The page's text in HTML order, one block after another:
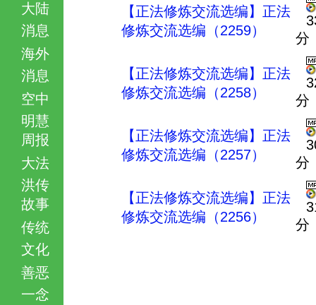
大陆
消息
海外
消息
空中
明慧
周报
大法
洪传
故事
传统
文化
善恶
一念
【正法修炼交流选编】正法
修炼交流选编（2259）
分
【正法修炼交流选编】正法
修炼交流选编（2258）
分
【正法修炼交流选编】正法
修炼交流选编（2257）
分
【正法修炼交流选编】正法
修炼交流选编（2256）
分